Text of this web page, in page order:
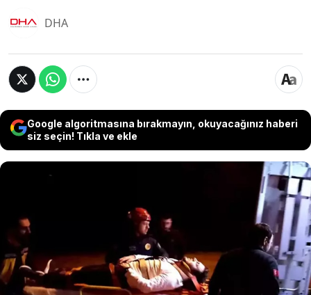
DHA
Google algoritmasına bırakmayın, okuyacağınız haberi
siz seçin! Tıkla ve ekle
Bursa'nın İnegöl ilçesinde meydana
gelen kazada, hafif ticari araç ile
otomobilin çarpışması sonucu 4 kişi
yaralandı.